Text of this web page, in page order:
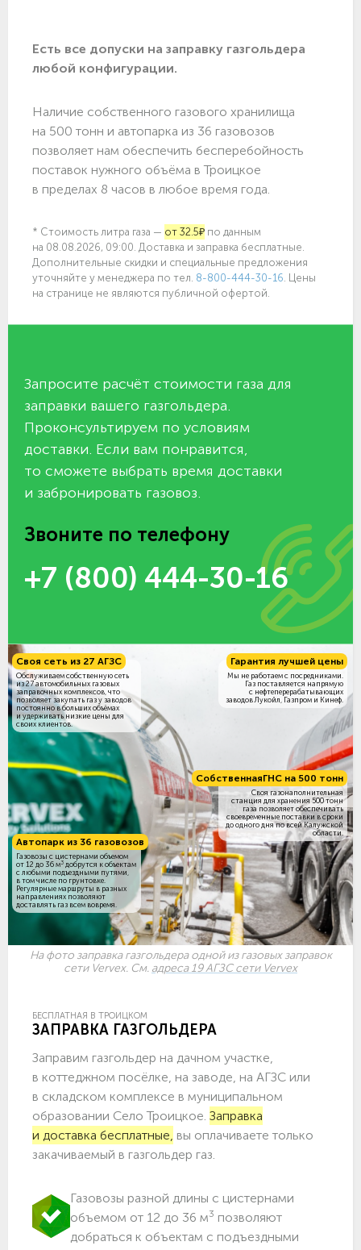
Есть все допуски нa заправку газгольдера
любой конфигурации.
Наличие собственного газового хранилища
на 500 тонн и автопарка из 36 газовозов
позволяет нам обеспечить бесперебойность
поставок нужного объёма в Троицкое
в пределах 8 часов в любое время года.
* Стоимость литра газа — от 32.5₽ по данным
на 08.08.2026, 09:00. Доставка и заправка бесплатные.
Дополнительные скидки и специальные предложения
уточняйте у менеджера по тел. 8-800-444-30-16 . Цены
на странице не являются публичной офертой.
Запросите расчёт стоимости газа для
заправки вашего газгольдера.
Проконсультируем по условиям
доставки. Если вам понравится,
то сможете выбрать время доставки
и забронировать газовоз.
Звоните по телефону
+7 (800) 444-30-16
СобственнаяГНС на 500 тонн
Своя газонаполнительная
станция для хранения 500 тонн
газа позволяет обеспечивать
своевременные поставки в сроки
до одного дня по всей Калужской
области.
Своя сеть из 27 АГЗС
Обслуживаем собственную сеть
из 27 автомобильных газовых
заправочных комплексов, что
позволяет закупать газ у заводов
постоянно в больших объёмах
и удерживать низкие цены для
своих клиентов.
Гарантия лучшей цены
Мы не работаем с посредниками.
Газ поставляется напрямую
с нефтеперерабатывающих
заводов Лукойл, Газпром и Кинеф.
Автопарк из 36 газовозов
Газовозы с цистернами объемом
от 12 до 36 м3 добрутся к объектам
c любыми подъездными путями,
в том числе по грунтовке.
Регулярные маршруты в разных
направлениях позволяют
доставлять газ всем вовремя.
На фото заправка газгольдера одной из газовых заправок
сети Vervex. См. адреса 19 АГЗС сети Vervex
БЕСПЛАТНАЯ В ТРОИЦКОМ
ЗАПРАВКА ГАЗГОЛЬДЕРА
Заправим газгольдер на дачном участке,
в коттеджном посёлке, на заводе, на АГЗС или
в складском комплексе в муниципальном
образовании Село Троицкое. Заправка
и доставка бесплатные, вы оплачиваете только
закачиваемый в газгольдер газ.
Газовозы разной длины с цистернами
объемом от 12 до 36 м3 позволяют
добраться к объектам c подъездными